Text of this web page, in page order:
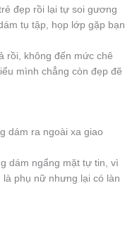
đẹp rồi lại tự soi gương
tụ tập, họp lớp gặp bạn
rồi, không đến mức chê
mình chẳng còn đẹp đẽ
dám ra ngoài xa giao
dám ngẩng mặt tự tin, vì
phụ nữ nhưng lại có làn